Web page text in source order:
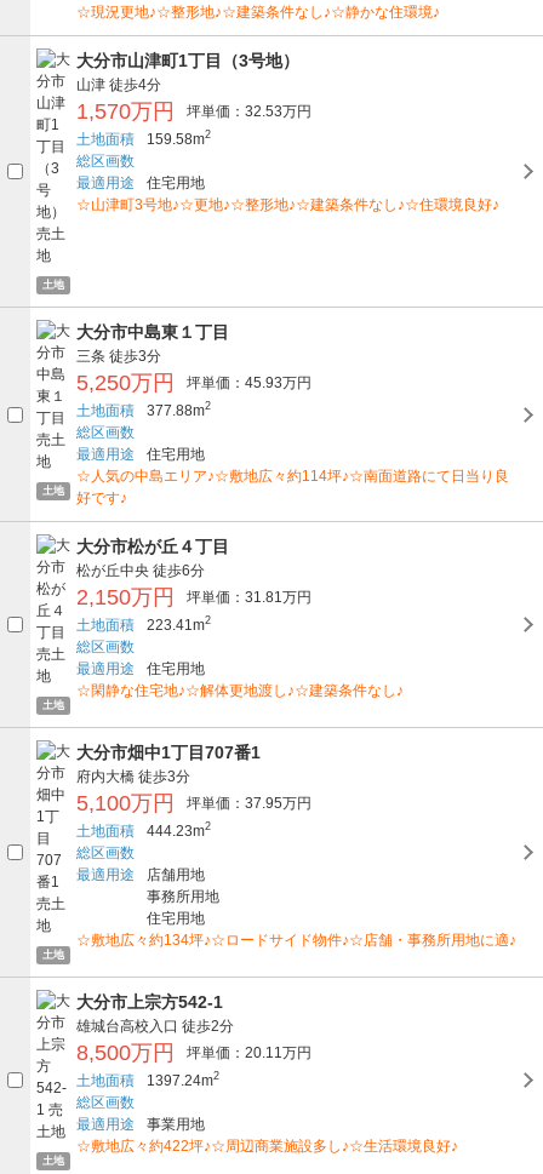
☆現況更地♪☆整形地♪☆建築条件なし♪☆静かな住環境♪
土地
大分市山津町1丁目（3号地）
山津 徒歩4分
1,570万円
坪単価：32.53万円
土地面積
159.58m2
総区画数
最適用途
住宅用地
☆山津町3号地♪☆更地♪☆整形地♪☆建築条件なし♪☆住環境良好♪
土地
大分市中島東１丁目
三条 徒歩3分
5,250万円
坪単価：45.93万円
土地面積
377.88m2
総区画数
最適用途
住宅用地
☆人気の中島エリア♪☆敷地広々約114坪♪☆南面道路にて日当り良
好です♪
土地
大分市松が丘４丁目
松が丘中央 徒歩6分
2,150万円
坪単価：31.81万円
土地面積
223.41m2
総区画数
最適用途
住宅用地
☆閑静な住宅地♪☆解体更地渡し♪☆建築条件なし♪
土地
大分市畑中1丁目707番1
府内大橋 徒歩3分
5,100万円
坪単価：37.95万円
土地面積
444.23m2
総区画数
最適用途
店舗用地
事務所用地
住宅用地
☆敷地広々約134坪♪☆ロードサイド物件♪☆店舗・事務所用地に適♪
土地
大分市上宗方542-1
雄城台高校入口 徒歩2分
8,500万円
坪単価：20.11万円
土地面積
1397.24m2
総区画数
最適用途
事業用地
☆敷地広々約422坪♪☆周辺商業施設多し♪☆生活環境良好♪